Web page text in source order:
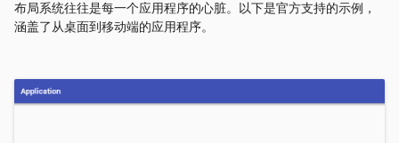
布局系统往往是每一个应用程序的心脏。以下是官方支持的示例，
涵盖了从桌面到移动端的应用程序。